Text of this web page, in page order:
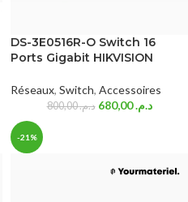
DS-3E0516R-O Switch 16
Ports Gigabit HIKVISION
Réseaux, Switch, Accessoires
د.م.800,00 د.م.680,00
-21%